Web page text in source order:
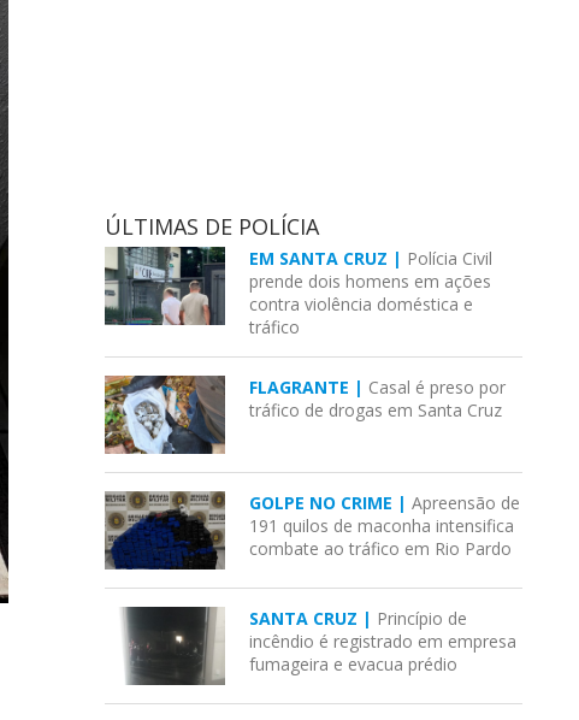
ÚLTIMAS DE POLÍCIA
EM SANTA CRUZ | Polícia Civil
prende dois homens em ações
contra violência doméstica e
tráfico
FLAGRANTE | Casal é preso por
tráfico de drogas em Santa Cruz
GOLPE NO CRIME |Apreensão de
191 quilos de maconha intensifica
combate ao tráfico em Rio Pardo
SANTA CRUZ | Princípio de
incêndio é registrado em empresa
fumageira e evacua prédio